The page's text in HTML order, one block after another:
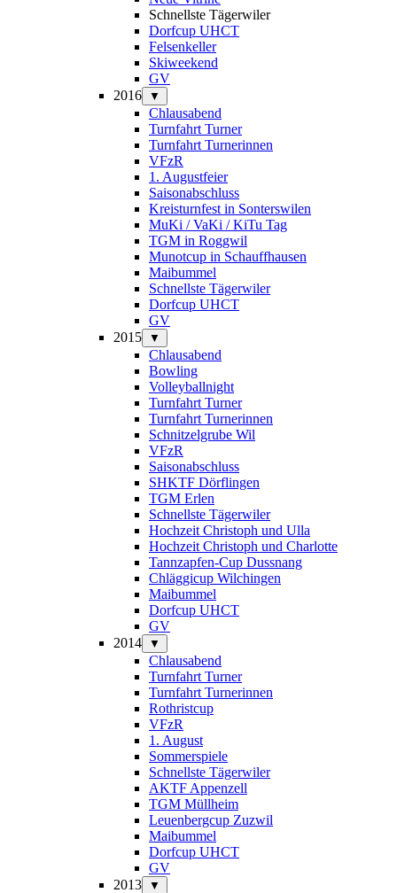
Schnellste Tägerwiler
Dorfcup UHCT
Felsenkeller
Skiweekend
GV
2016
▼
Chlausabend
Turnfahrt Turner
Turnfahrt Turnerinnen
VFzR
1. Augustfeier
Saisonabschluss
Kreisturnfest in Sonterswilen
MuKi / VaKi / KiTu Tag
TGM in Roggwil
Munotcup in Schauffhausen
Maibummel
Schnellste Tägerwiler
Dorfcup UHCT
GV
2015
▼
Chlausabend
Bowling
Volleyballnight
Turnfahrt Turner
Turnfahrt Turnerinnen
Schnitzelgrube Wil
VFzR
Saisonabschluss
SHKTF Dörflingen
TGM Erlen
Schnellste Tägerwiler
Hochzeit Christoph und Ulla
Hochzeit Christoph und Charlotte
Tannzapfen-Cup Dussnang
Chläggicup Wilchingen
Maibummel
Dorfcup UHCT
GV
2014
▼
Chlausabend
Turnfahrt Turner
Turnfahrt Turnerinnen
Rothristcup
VFzR
1. August
Sommerspiele
Schnellste Tägerwiler
AKTF Appenzell
TGM Müllheim
Leuenbergcup Zuzwil
Maibummel
Dorfcup UHCT
GV
2013
▼